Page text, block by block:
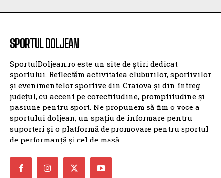
SPORTUL DOLJEAN
SportulDoljean.ro este un site de știri dedicat
sportului. Reflectăm activitatea cluburilor, sportivilor
și evenimentelor sportive din Craiova și din întreg
județul, cu accent pe corectitudine, promptitudine și
pasiune pentru sport. Ne propunem să fim o voce a
sportului doljean, un spațiu de informare pentru
suporteri și o platformă de promovare pentru sportul
de performanță și cel de masă.